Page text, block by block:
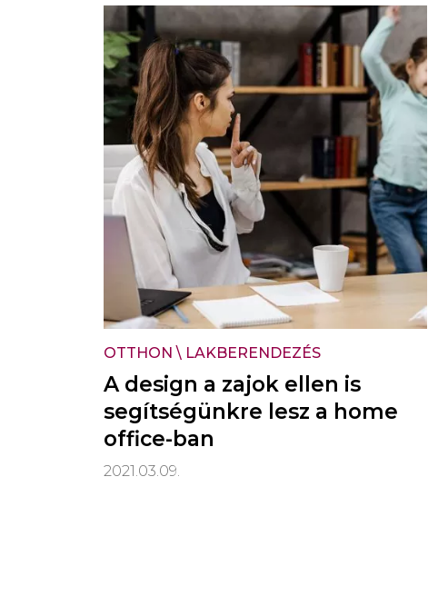
OTTHON \ LAKBERENDEZÉS
A design a zajok ellen is
segítségünkre lesz a home
office-ban
2021.03.09.